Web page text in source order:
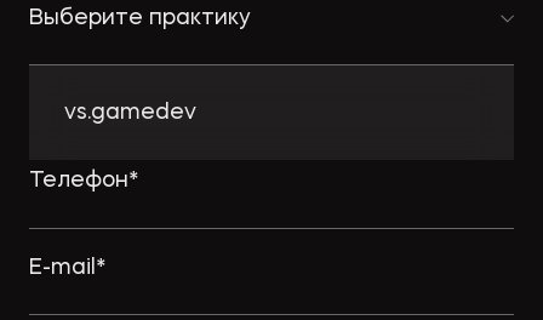
Выберите практику
vs.gamedev